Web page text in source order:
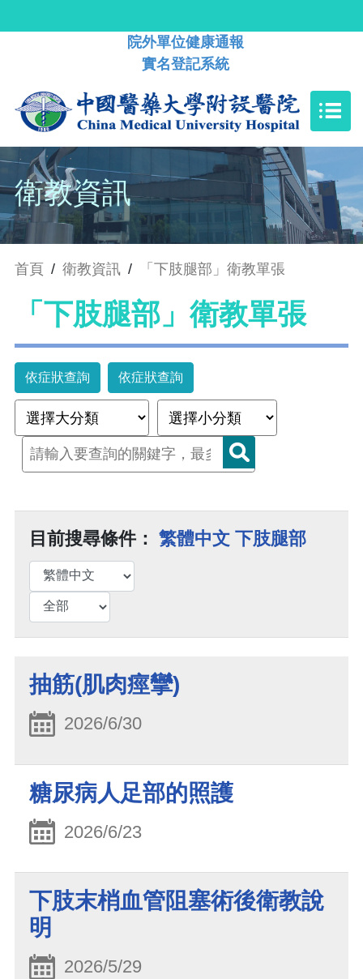
院外單位健康通報
實名登記系統
衛教資訊
首頁 / 衛教資訊 / 「下肢腿部」衛教單張
「下肢腿部」衛教單張
依症狀查詢 依症狀查詢
目前搜尋條件： 繁體中文 下肢腿部
抽筋(肌肉痙攣)
2026/6/30
糖尿病人足部的照護
2026/6/23
下肢末梢血管阻塞術後衛教說
明
2026/5/29